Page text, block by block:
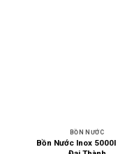
BỒN NƯỚC
Bồn Nước Inox